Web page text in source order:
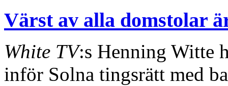
Värst av alla domstolar
White TV:s Henning Witte
inför Solna tingsrätt med